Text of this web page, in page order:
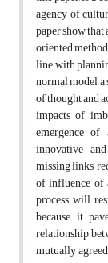
agency of
paper show
oriented
line with
normal model,
of thought and
impacts of
emergence of
innovative
missing links,
of influence of
process will
because it
relationship
mutually